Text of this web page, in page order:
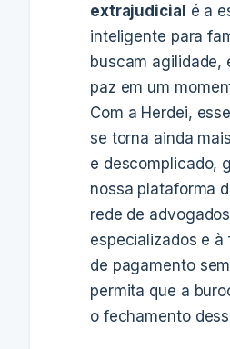
extrajudicial é a
inteligente para
buscam agilidade,
paz em um
Com a Herdei,
se torna ainda
e descomplicado,
nossa plataforma
rede de advogados
especializados e à
de pagamento
permita que a
o fechamento